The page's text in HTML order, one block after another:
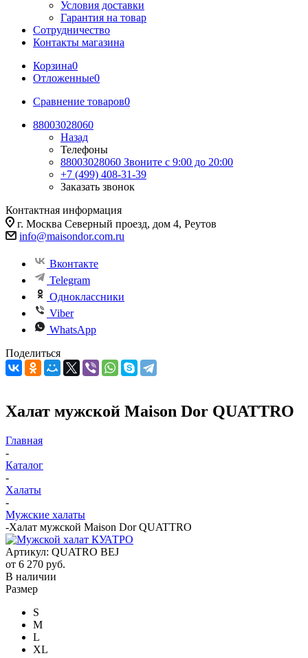
Условия доставки
Гарантия на товар
Сотрудничество
Контакты магазина
Корзина0
Отложенные0
Сравнение товаров0
88003028060
Назад
Телефоны
88003028060 Звоните с 9:00 до 20:00
+7 (499) 408-31-39
Заказать звонок
Контактная информация
г. Москва Северный проезд, дом 4, Реутов
info@maisondor.com.ru
Вконтакте
Telegram
Одноклассники
Viber
WhatsApp
Поделиться
Халат мужской Maison Dor QUATTRO
Главная
-
Каталог
-
Халаты
-
Мужские халаты
-Халат мужской Maison Dor QUATTRO
Артикул: QUATRO BEJ
от 6 270 руб.
В наличии
Размер
S
M
L
XL